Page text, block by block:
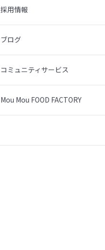
採用情報
ブログ
コミュニティサービス
Mou Mou FOOD FACTORY